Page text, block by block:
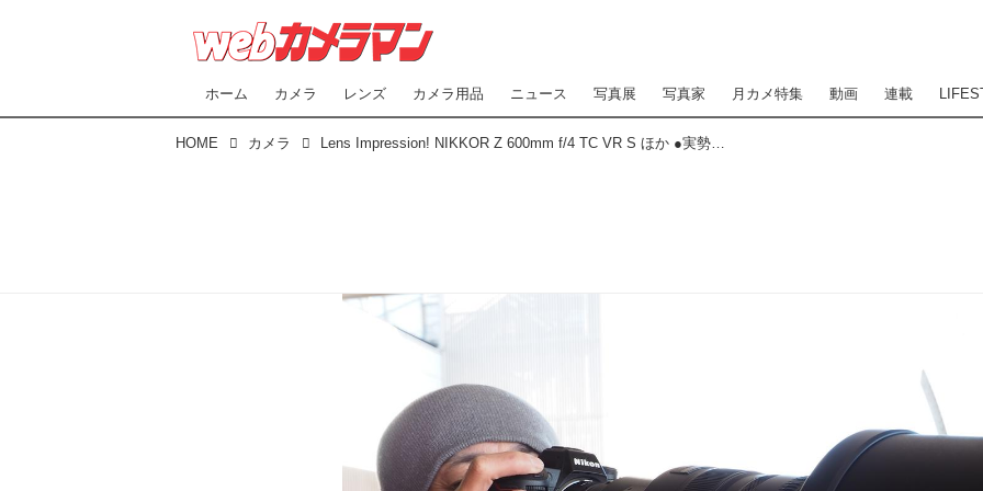
ホーム カメラ レンズ カメラ用品 ニュース 写真展 写真家 月カメ特集 動画 連載
HOME カメラ Lens Impression! NIKKOR Z 600mm f/4 TC VR S ほか ●実勢価格：218万9000円（税込）※受注販売 ●photo＆text:吉富直人